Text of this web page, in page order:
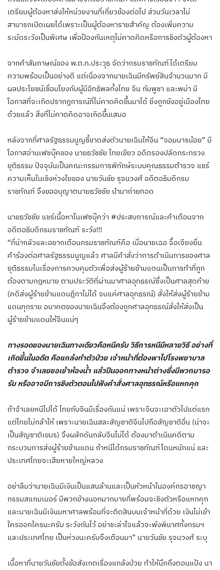
เตรียมผู้ต้องหาส่งให้หน่วยงานที่เกี่ยวข้องต่อไป ส่วนวันเวลาไม่
สามารถเปิดเผยได้เพราะเป็นผู้ต้องหารายสำคัญ ต้องเพิ่มความ
ระมัดระวังเป็นพิเศษ เพื่อป้องกันเหตุไม่คาดคิดหรือการชิงตัวผู้ต้องหา
จากคำสัมภาษณ์ของ พ.ต.ท.ประวุธ จัดว่ากรมราชทัณฑ์ได้เตรียม
ความพร้อมเป็นอย่างดี แต่เนื่องจากนายเฉินมีทรัพย์สินจำนวนมาก มี
ผลประโยชน์เชื่อมโยงกับผู้มีอิทธิพลทั้งไทย จีน กัมพูชา และพม่า มี
โอกาสที่จะเกิดปรากฏการณ์ที่ไม่คาดคิดขึ้นมาได้ ยิ่งถูกขังอยู่เมืองไทย
ด้วยแล้ว สิ่งที่ไม่คาดคิดอาจเกิดขึ้นเสมอ
หลังจากที่ศาลรัฐธรรมนูญชี้ขาดส่งตัวนายเฉินให้จีน “จอมมารน้อย” มี
โอกาสอ่านเฟซบุ๊คของ นายธวัชชัย ไทยเขียว อดีตรองปลัดกระทรวง
ยุติธรรม ปัจจุบันเป็นคณะกรรมการพิทักษ์ระบบคุณธรรมตำรวจ แชร์
ความเห็นในเชิงห่วงใยของ นายวันชัย รุจนวงศ์ อดีตอธิบดีกรม
ราชทัณฑ์ จึงขออนุญาตนายธวัชชัย นำมาถ่ายทอด
นายธวัชชัย แชร์เนื้อหาในเฟซบุ๊คว่า #ประสบการณ์และคำเตือนจาก
อดีตอธิบดีกรมราชทัณฑ์ ระวัง!!!
“ที่น่ากลัวและอยากเตือนกรมราชทัณฑ์คือ เมื่อนายเฉอ จื้อเจียงยื่น
คำร้องต่อศาลรัฐธรรมนูญแล้ว ศาลมีคำสั่งว่าการดำเนินการของศาล
ยุติธรรมในเรื่องการควบคุมตัวเพื่อส่งผู้ร้ายข้ามแดนเป็นการทำที่ถูก
ต้องตามกฎหมาย ตามประวัติที่ผ่านมาศาลอุทธรณ์ซึ่งเป็นศาลสุดท้าย
(คดีส่งผู้ร้ายข้ามแดนฎีกาไม่ได้ จบแค่ศาลอุทธรณ์) สั่งให้ส่งผู้ร้ายข้าม
แดนทุกราย อนาคตของนายเฉินจึงต้องถูกศาลอุทธรณ์สั่งให้ส่งเป็น
ผู้ร้ายข้ามแดนให้จีนแน่ๆ
ทางรอดของนายเฉินทางเดียวคือหนีครับ วิธีการหนีมีหลายวิธี อย่างที่
เกิดขึ้นในอดีต คือแกล้งทำตัวป่วย เจ้าหน้าที่ต้องพาไปโรงพยาบาล
ตำรวจ จำเลยขอเข้าห้องน้ำ แล้วปีนออกทางหน้าต่างซึ่งมีพวกมารอ
รับ หรืออาจมีการชิงตัวตอนไปฟังคำสั่งศาลอุทธรณ์หรือแหกคุก
ถ้าจำเลยหนีไปได้ ไทยกับจีนมีเรื่องกันแน่ เพราะจีนจะเอาตัวไปแต่แรก
แต่ไทยไม่กล้าให้ เพราะนายเฉินสละสัญชาติจีนไปถือสัญชาติอื่น (น่าจะ
เป็นสัญชาติเขมร) จึงผลักดันกลับจีนไม่ได้ ต้องมาดำเนินคดีตาม
กระบวนการส่งผู้ร้ายข้ามแดน ถ้าหนีได้กรมราชทัณฑ์โดนหนักแน่ และ
ประเทศไทยจะเสียหายใหญ่หลวง
อย่าลืมว่านายเฉินมีเงินเป็นแสนล้านและเป็นหัวหน้าในองค์กรอาชญา
กรรมสแกมเมอร์ มีพวกข้างนอกมากมายที่พร้อมจะชิงตัวหรือแหกคุก
และนายเฉินมีเงินมหาศาลพร้อมที่จะติดสินบนเจ้าหน้าที่ด้วย เงินไม่เข้า
ใครออกใครนะครับ ระวังกันไว้ อย่าชะล่าใจแล้วจะพังพินาศทั้งกรมฯ
และประเทศไทย เป็นห่วงนะครับจึงเตือนมา” นายวันชัย รุจนวงศ์ ระบุ
เนื้อหาที่นายวันชัยตั้งข้อสังเกตเรื่องแกล้งป่วย ทำให้นึกถึงตอนแป้ง นา